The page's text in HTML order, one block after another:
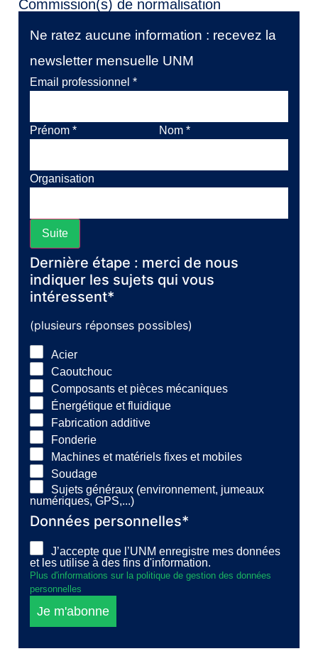
Commission(s) de normalisation
Ne ratez aucune information : recevez la
newsletter mensuelle UNM
Email professionnel *
Prénom * Nom *
Organisation
Suite
Dernière étape : merci de nous
indiquer les sujets qui vous
intéressent*
(plusieurs réponses possibles)
Acier
Caoutchouc
Composants et pièces mécaniques
Énergétique et fluidique
Fabrication additive
Fonderie
Machines et matériels fixes et mobiles
Soudage
Sujets généraux (environnement, jumeaux
numériques, GPS,...)
Données personnelles*
J’accepte que l’UNM enregistre mes données
et les utilise à des fins d'information.
Plus d'informations sur la politique de gestion des données
personnelles
Je m'abonne